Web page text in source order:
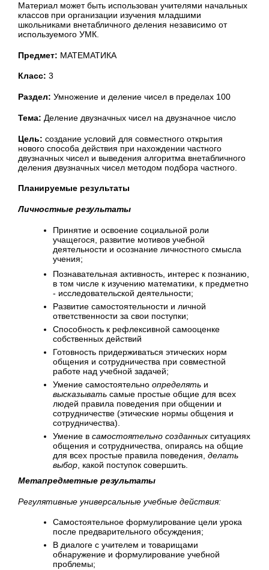
Материал может быть использован учителями начальных
классов при организации изучения младшими
школьниками внетабличного деления независимо от
используемого УМК.
Предмет: МАТЕМАТИКА
Класс: 3
Раздел: Умножение и деление чисел в пределах 100
Тема: Деление двузначных чисел на двузначное число
Цель: создание условий для совместного открытия
нового способа действия при нахождении частного
двузначных чисел и выведения алгоритма внетабличного
деления двузначных чисел методом подбора частного.
Планируемые результаты
Личностные результаты
Принятие и освоение социальной роли
учащегося, развитие мотивов учебной
деятельности и осознание личностного смысла
учения;
Познавательная активность, интерес к познанию,
в том числе к изучению математики, к предметно
- исследовательской деятельности;
Развитие самостоятельности и личной
ответственности за свои поступки;
Способность к рефлексивной самооценке
собственных действий
Готовность придерживаться этических норм
общения и сотрудничества при совместной
работе над учебной задачей;
Умение самостоятельно определятьи
высказыватьсамые простые общие для всех
людей правила поведения при общении и
сотрудничестве (этические нормы общения и
сотрудничества).
Умение в самостоятельно созданныхситуациях
общения и сотрудничества, опираясь на общие
для всех простые правила поведения, делать
выбор, какой поступок совершить.
Метапредметные результаты
Регулятивные универсальные учебные действия:
Самостоятельное формулирование цели урока
после предварительного обсуждения;
В диалоге с учителем и товарищами
обнаружение и формулирование учебной
проблемы;